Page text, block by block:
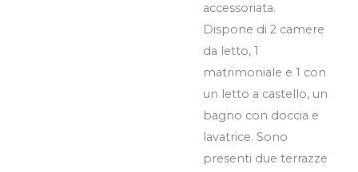
accessoriata.
Dispone di 2 camere
da letto, 1
matrimoniale e 1 con
un letto a castello, un
bagno con doccia e
lavatrice. Sono
presenti due terrazze